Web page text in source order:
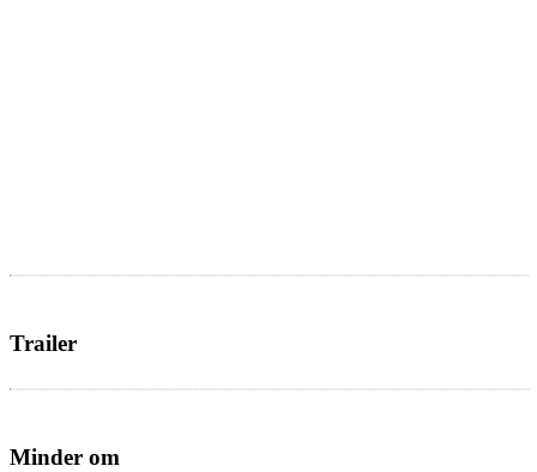
Trailer
Minder om